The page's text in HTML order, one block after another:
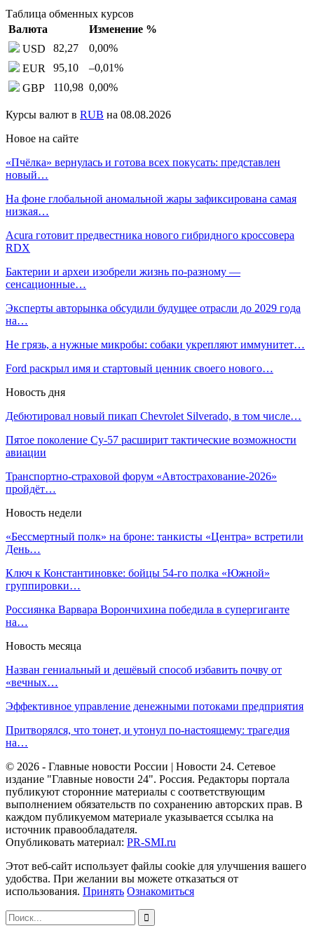
Таблица обменных курсов
Валюта
Изменение %
USD
82,27 0,00%
EUR
95,10 –0,01%
GBP
110,98 0,00%
Курсы валют в RUB на 08.08.2026
Новое на сайте
«Пчёлка» вернулась и готова всех покусать: представлен
новый…
На фоне глобальной аномальной жары зафиксирована самая
низкая…
Acura готовит предвестника нового гибридного кроссовера
RDX
Бактерии и археи изобрели жизнь по-разному —
сенсационные…
Эксперты авторынка обсудили будущее отрасли до 2029 года
на…
Не грязь, а нужные микробы: собаки укрепляют иммунитет…
Ford раскрыл имя и стартовый ценник своего нового…
Новость дня
Дебютировал новый пикап Chevrolet Silverado, в том числе…
Пятое поколение Су-57 расширит тактические возможности
авиации
Транспортно-страховой форум «Автострахование-2026»
пройдёт…
Новость недели
«Бессмертный полк» на броне: танкисты «Центра» встретили
День…
Ключ к Константиновке: бойцы 54-го полка «Южной»
группировки…
Россиянка Варвара Ворончихина победила в супергиганте
на…
Новость месяца
Назван гениальный и дешёвый способ избавить почву от
«вечных…
Эффективное управление денежными потоками предприятия
Притворялся, что тонет, и утонул по-настоящему: трагедия
на…
© 2026 - Главные новости России | Новости 24. Сетевое
издание "Главные новости 24". Россия. Редакторы портала
публикуют сторонние материалы с соответствующим
выполнением обязательств по сохранению авторских прав. В
каждом публикуемом материале указывается ссылка на
источник правообладателя.
Опубликовать материал: PR-SMI.ru
Этот веб-сайт использует файлы cookie для улучшения вашего
удобства. При желании вы можете отказаться от
использования. Принять Ознакомиться